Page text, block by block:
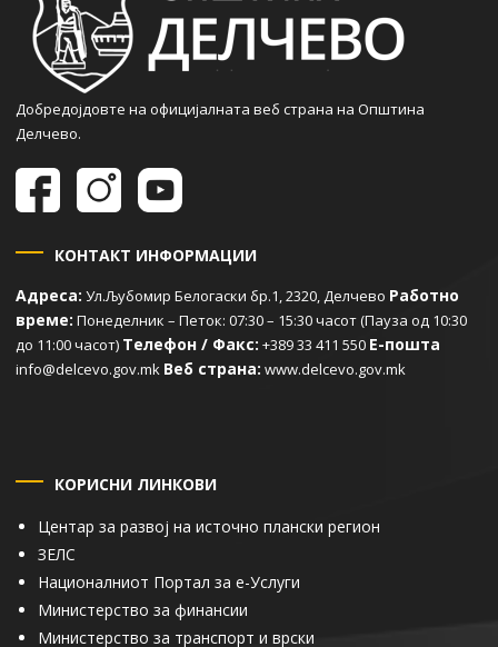
Добредојдовте на официјалната веб страна на Општина
Делчево.
КОНТАКТ ИНФОРМАЦИИ
Адреса: Ул.Љубомир Белогаски бр.1, 2320, Делчево Работно
време: Понеделник – Петок: 07:30 – 15:30 часот (Пауза од 10:30
до 11:00 часот) Телефон / Факс: +389 33 411 550 Е-пошта
info@delcevo.gov.mk Веб страна: www.delcevo.gov.mk
КОРИСНИ ЛИНКОВИ
Центар за развој на источно плански регион
ЗЕЛС
Националниот Портал за е-Услуги
Министерство за финансии
Министерство за транспорт и врски